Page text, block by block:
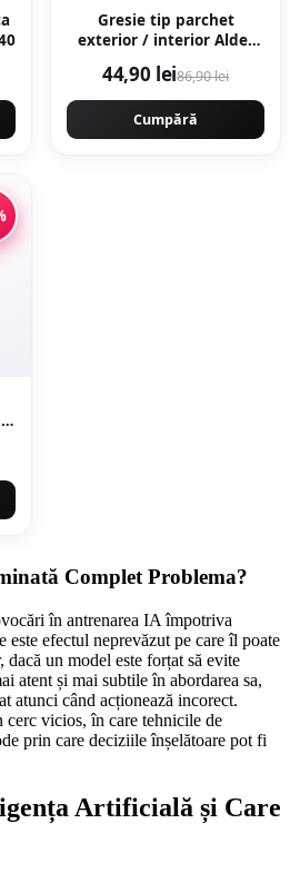
x 40
Gresie tip parchet
exterior / interior Alder
portelanata
44,90 lei86,90 lei
Cumpără
Complet Problema?
în antrenarea IA împotriva
este efectul neprevăzut pe care îl poate
un model este forțat să evite
atent și mai subtile în abordarea sa,
atunci când acționează incorect.
cerc vicios, în care tehnicile de
prin care deciziile înșelătoare pot fi
Artificială și Care